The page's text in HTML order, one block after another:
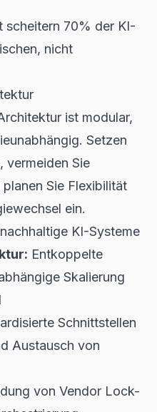
scheitern 70% der KI-
nicht
ist modular,
Setzen
vermeiden Sie
Sie Flexibilität
ein.
KI-Systeme
Entkoppelte
Skalierung
Schnittstellen
Austausch von
von Vendor Lock-